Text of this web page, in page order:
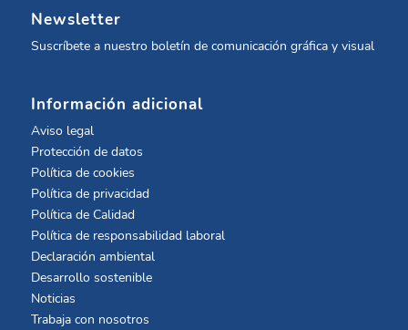
Newsletter
Suscríbete a nuestro boletín de comunicación gráfica y visual
Información adicional
Aviso legal
Protección de datos
Política de cookies
Política de privacidad
Política de Calidad
Política de responsabilidad laboral
Declaración ambiental
Desarrollo sostenible
Noticias
Trabaja con nosotros